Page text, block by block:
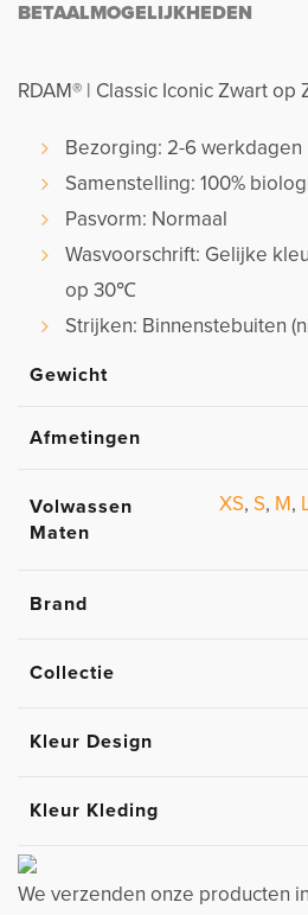
BETAALMOGELIJKHEDEN
RDAM® | Classic Iconic Zwart op
Bezorging: 2-6 werkdagen
Samenstelling: 100%
Pasvorm: Normaal
Wasvoorschrift: Gelijke
op 30℃
Strijken: Binnenstebuiten
Gewicht
Afmetingen
Volwassen
Maten
XS, S, M,
Brand
Collectie
Kleur Design
Kleur Kleding
We verzenden onze producten